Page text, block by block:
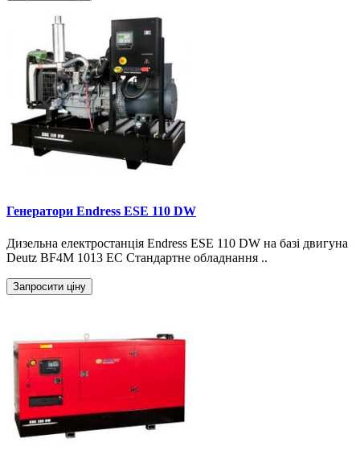
Генератори Endress ESE 110 DW
Дизельна електростанція Endress ESE 110 DW на базі двигуна
Deutz BF4M 1013 EC Стандартне обладнання ..
Запросити ціну